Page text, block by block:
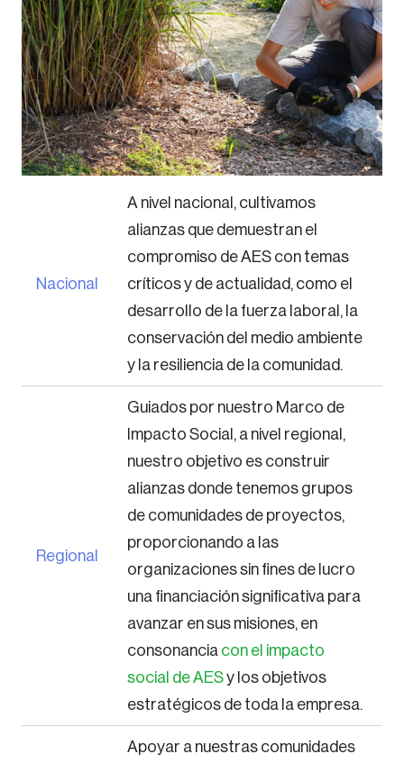
Nacional
A nivel nacional, cultivamos
alianzas que demuestran el
compromiso de AES con temas
críticos y de actualidad, como el
desarrollo de la fuerza laboral, la
conservación del medio ambiente
y la resiliencia de la comunidad.
Regional
Guiados por nuestro Marco de
Impacto Social, a nivel regional,
nuestro objetivo es construir
alianzas donde tenemos grupos
de comunidades de proyectos,
proporcionando a las
organizaciones sin fines de lucro
una financiación significativa para
avanzar en sus misiones, en
consonancia con el impacto
social de AESy los objetivos
estratégicos de toda la empresa.
Apoyar a nuestras comunidades